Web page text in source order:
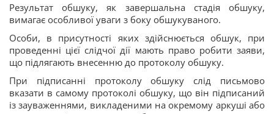
Результат обшуку, як завершальна стадія обшуку,
вимагає особливої ​​уваги з боку обшукуваного.
Особи, в присутності яких здійснюється обшук, при
проведенні цієї слідчої дії мають право робити заяви,
що підлягають внесенню до протоколу обшуку.
При підписанні протоколу обшуку слід письмово
вказати в самому протоколі обшуку, що він підписаний
із зауваженнями, викладеними на окремому аркуші або